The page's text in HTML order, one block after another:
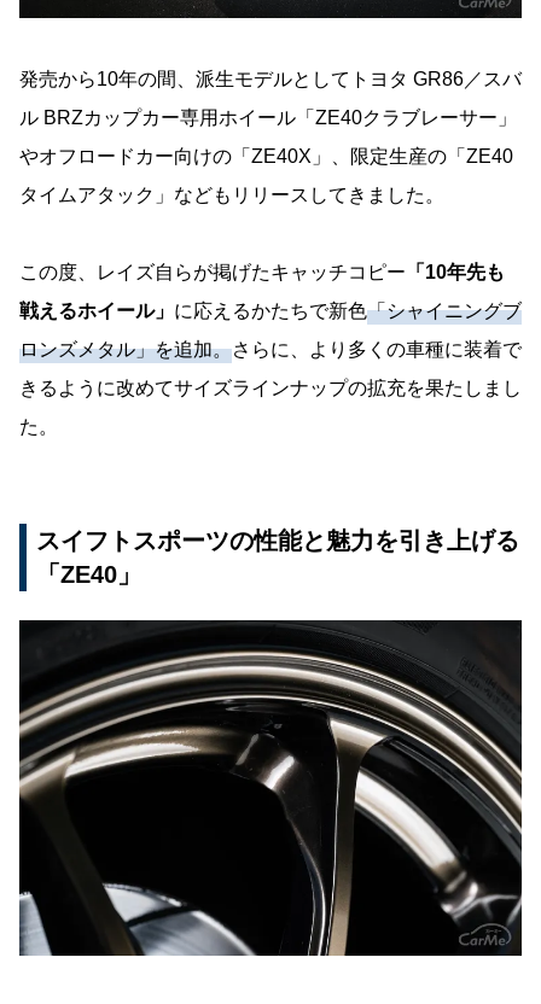
発売から10年の間、派生モデルとしてトヨタ GR86／スバ
ル BRZカップカー専用ホイール「ZE40クラブレーサー」
やオフロードカー向けの「ZE40X」、限定生産の「ZE40
タイムアタック」などもリリースしてきました。
この度、レイズ自らが掲げたキャッチコピー 「10年先も
戦えるホイール」 に応えるかたちで新色「シャイニングブ
ロンズメタル」を追加。さらに、より多くの車種に装着で
きるように改めてサイズラインナップの拡充を果たしまし
た。
スイフトスポーツの性能と魅力を引き上げる
「ZE40」